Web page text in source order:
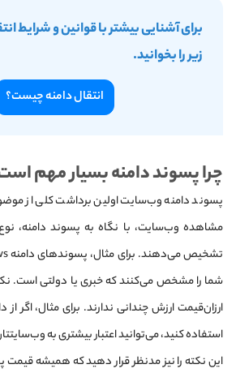
برای آشنایی بیشتر با قوانین و شرایط
زیر را بخوانید.
انتقال دامنه چیست؟
چرا پسوند دامنه بسیار مهم
پسوند دامنه وب‌سایت اولین برداشت کلی از
مشاهده وب‌سایت‌، با نگاه به پسوند دامنه،
شما را مشخص می‌کنند که خبری یا دولتی است.
ارزان‌قیمت ارزش چندانی ندارند. برای مثال، اگر
استفاده کنید، می‌توانید اعتبار بیشتری به
این نکته را نیز مدنظر قرار دهید که همیشه قیمت